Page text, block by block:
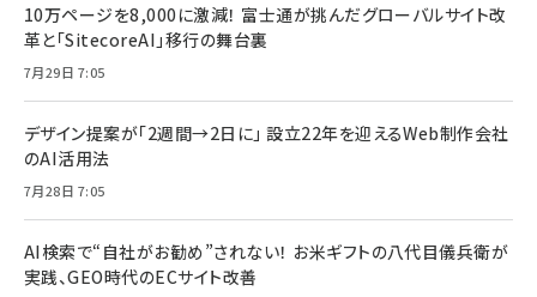
10万ページを8,000に激減！ 富士通が挑んだグローバルサイト改
革と「SitecoreAI」移行の舞台裏
7月29日 7:05
デザイン提案が「2週間→2日に」 設立22年を迎えるWeb制作会社
のAI活用法
7月28日 7:05
AI検索で“自社がお勧め”されない！ お米ギフトの八代目儀兵衛が
実践、GEO時代のECサイト改善